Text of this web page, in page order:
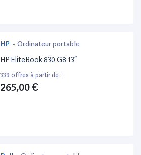
HP - Ordinateur portable
HP EliteBook 830 G8 13”
339 offres à partir de :
265,00 €